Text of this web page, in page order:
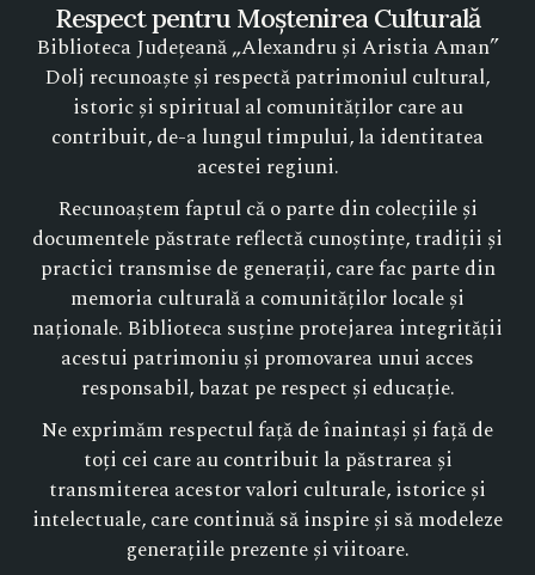
Respect pentru Moștenirea Culturală
Biblioteca Județeană „Alexandru și Aristia Aman”
Dolj recunoaște și respectă patrimoniul cultural,
istoric și spiritual al comunităților care au
contribuit, de-a lungul timpului, la identitatea
acestei regiuni.
Recunoaștem faptul că o parte din colecțiile și
documentele păstrate reflectă cunoștințe, tradiții și
practici transmise de generații, care fac parte din
memoria culturală a comunităților locale și
naționale. Biblioteca susține protejarea integrității
acestui patrimoniu și promovarea unui acces
responsabil, bazat pe respect și educație.
Ne exprimăm respectul față de înaintași și față de
toți cei care au contribuit la păstrarea și
transmiterea acestor valori culturale, istorice și
intelectuale, care continuă să inspire și să modeleze
generațiile prezente și viitoare.